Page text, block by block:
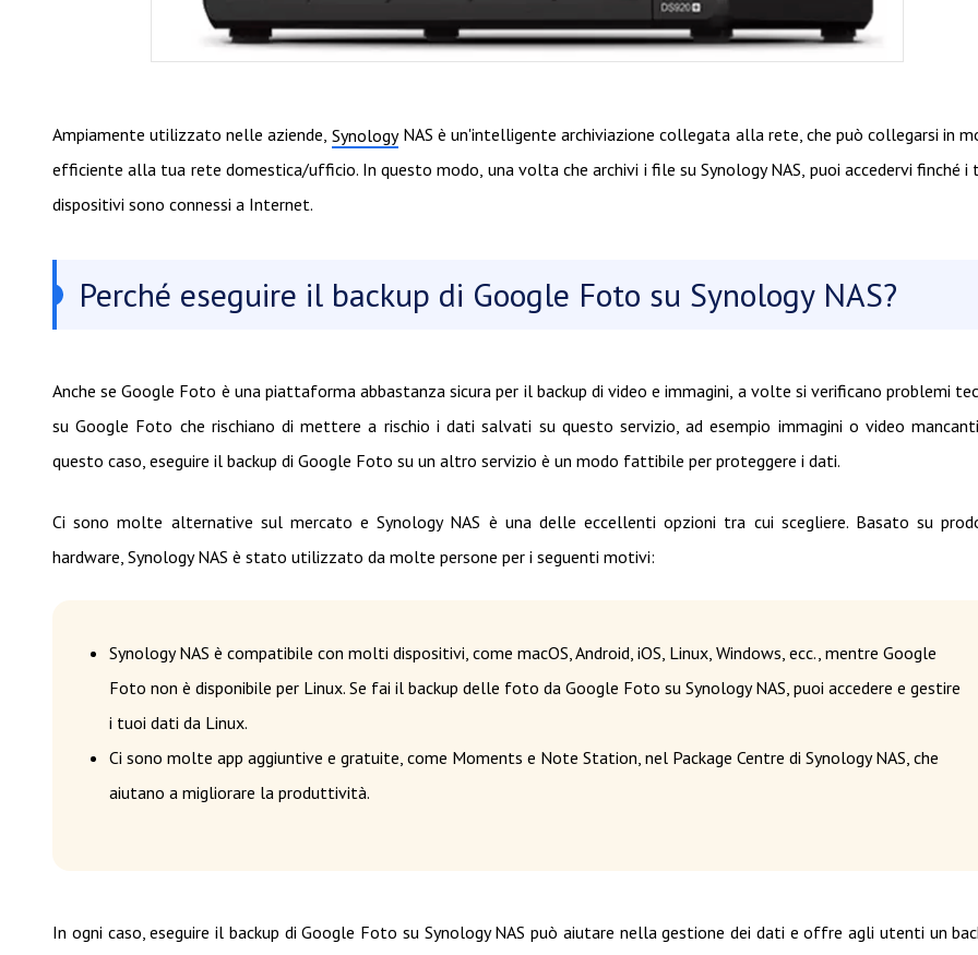
Ampiamente utilizzato nelle aziende, SynologyNAS è un'intelligente archiviazione collegata alla rete, che può collegarsi in
efficiente alla tua rete domestica/ufficio. In questo modo, una volta che archivi i file su Synology NAS, puoi accedervi finché i
dispositivi sono connessi a Internet.
Perché eseguire il backup di Google Foto su Synology NAS?
Anche se Google Foto è una piattaforma abbastanza sicura per il backup di video e immagini, a volte si verificano problemi
su Google Foto che rischiano di mettere a rischio i dati salvati su questo servizio, ad esempio immagini o video
questo caso, eseguire il backup di Google Foto su un altro servizio è un modo fattibile per proteggere i dati.
Ci sono molte alternative sul mercato e Synology NAS è una delle eccellenti opzioni tra cui scegliere. Basato su
hardware, Synology NAS è stato utilizzato da molte persone per i seguenti motivi:
Synology NAS è compatibile con molti dispositivi, come macOS, Android, iOS, Linux, Windows, ecc., mentre Google
Foto non è disponibile per Linux. Se fai il backup delle foto da Google Foto su Synology NAS, puoi accedere e gestire
i tuoi dati da Linux.
Ci sono molte app aggiuntive e gratuite, come Moments e Note Station, nel Package Centre di Synology NAS, che
aiutano a migliorare la produttività.
In ogni caso, eseguire il backup di Google Foto su Synology NAS può aiutare nella gestione dei dati e offre agli utenti un